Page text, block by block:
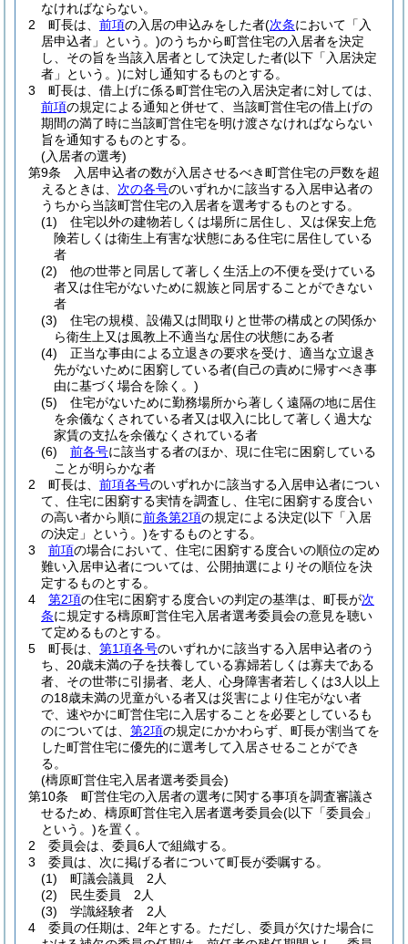
なければならない。
2
町長は、 前項の入居の申込みをした者(次条において「入
居申込者」という。)のうちから町営住宅の入居者を決定
し、その旨を当該入居者として決定した者(以下「入居決定
者」という。)に対し通知するものとする。
3
町長は、借上げに係る町営住宅の入居決定者に対しては、
前項の規定による通知と併せて、当該町営住宅の借上げの
期間の満了時に当該町営住宅を明け渡さなければならない
旨を通知するものとする。
(入居者の選考)
第9条
入居申込者の数が入居させるべき町営住宅の戸数を超
えるときは、 次の各号のいずれかに該当する入居申込者の
うちから当該町営住宅の入居者を選考するものとする。
(1)
住宅以外の建物若しくは場所に居住し、又は保安上危
険若しくは衛生上有害な状態にある住宅に居住している
者
(2)
他の世帯と同居して著しく生活上の不便を受けている
者又は住宅がないために親族と同居することができない
者
(3)
住宅の規模、設備又は間取りと世帯の構成との関係か
ら衛生上又は風教上不適当な居住の状態にある者
(4)
正当な事由による立退きの要求を受け、適当な立退き
先がないために困窮している者(自己の責めに帰すべき事
由に基づく場合を除く。)
(5)
住宅がないために勤務場所から著しく遠隔の地に居住
を余儀なくされている者又は収入に比して著しく過大な
家賃の支払を余儀なくされている者
(6)
前各号に該当する者のほか、現に住宅に困窮している
ことが明らかな者
2
町長は、 前項各号のいずれかに該当する入居申込者につい
て、住宅に困窮する実情を調査し、住宅に困窮する度合い
の高い者から順に前条第2項の規定による決定(以下「入居
の決定」という。)をするものとする。
3
前項の場合において、住宅に困窮する度合いの順位の定め
難い入居申込者については、公開抽選によりその順位を決
定するものとする。
4
第2項の住宅に困窮する度合いの判定の基準は、町長が次
条に規定する檮原町営住宅入居者選考委員会の意見を聴い
て定めるものとする。
5
町長は、 第1項各号のいずれかに該当する入居申込者のう
ち、20歳未満の子を扶養している寡婦若しくは寡夫である
者、その世帯に引揚者、老人、心身障害者若しくは3人以上
の18歳未満の児童がいる者又は災害により住宅がない者
で、速やかに町営住宅に入居することを必要としているも
のについては、 第2項の規定にかかわらず、町長が割当てを
した町営住宅に優先的に選考して入居させることができ
る。
(檮原町営住宅入居者選考委員会)
第10条
町営住宅の入居者の選考に関する事項を調査審議さ
せるため、檮原町営住宅入居者選考委員会(以下「委員会」
という。)を置く。
2
委員会は、委員6人で組織する。
3
委員は、次に掲げる者について町長が委嘱する。
(1)
町議会議員 2人
(2)
民生委員 2人
(3)
学識経験者 2人
4
委員の任期は、2年とする。 ただし、委員が欠けた場合に